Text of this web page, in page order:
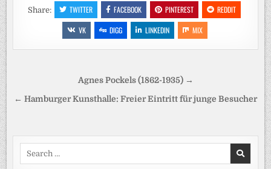
Share: TWITTER FACEBOOK PINTEREST
REDDIT
VK
DIGG LINKEDIN MIX
Beitragsnavigation
Agnes Pockels (1862-1935) →
← Hamburger Kunsthalle: Freier Eintritt für junge Besucher
Search